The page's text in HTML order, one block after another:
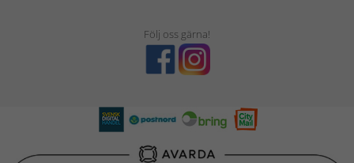
Följ oss gärna!